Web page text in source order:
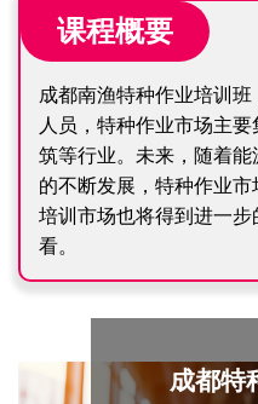
课程概要
成都南渔特种作业培训
人员，特种作业市场主
筑等行业。未来，随着
的不断发展，特种作业
培训市场也将得到进一
看。
成都特